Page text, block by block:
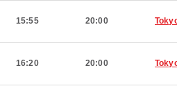
15:55 20:00
16:20 20:00